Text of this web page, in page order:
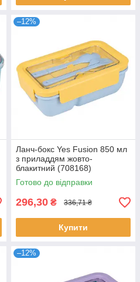
–12%
Ланч-бокс Yes Fusion 850 мл
з приладдям жовто-
блакитний (708168)
Готово до відправки
296,30 ₴ 336,71 ₴
Купити
–12%